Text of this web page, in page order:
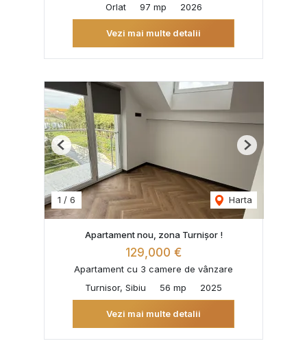
Orlat
97 mp 2026
Vezi mai multe detalii
1 / 6 Harta
Previous Next
Apartament nou, zona Turnișor !
129,000 €
Apartament cu 3 camere de vânzare
Turnisor, Sibiu
56 mp 2025
Vezi mai multe detalii